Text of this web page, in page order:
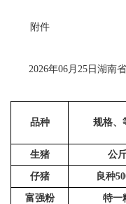
附件
2026年06 月 25日湖南
品种 规格、
生猪 公
仔猪 良种
富强粉 特一